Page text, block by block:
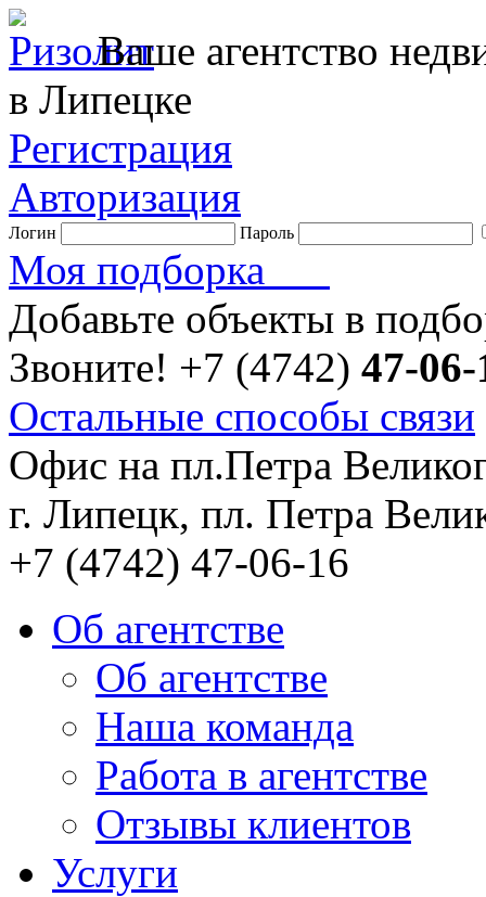
Ваше агентство
в Липецке
Регистрация
Авторизация
Логин Пароль
Моя подборка
Добавьте объекты в
Звоните! +7 (4742) 47-06-
Остальные способы связи
Офис на пл.Петра
г. Липецк, пл. Петра
+7 (4742) 47-06-16
Об агентстве
Об агентстве
Наша команда
Работа в агентстве
Отзывы клиентов
Услуги